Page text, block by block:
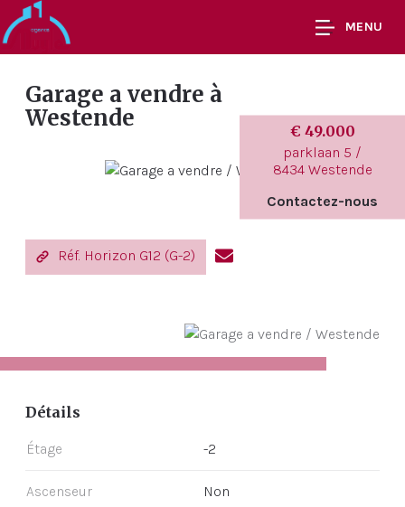
MENU
Garage a vendre à
Westende
€ 49.000
parklaan 5 /
8434 Westende
Contactez-nous
Réf. Horizon G12 (G-2)
Détails
Étage -2
Ascenseur Non